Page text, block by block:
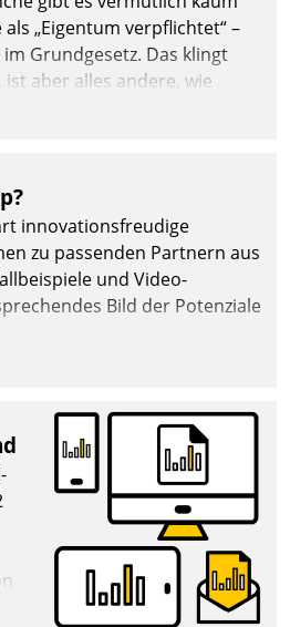
„Eigentum verpflichtet“ –
Grundgesetz. Das klingt
aber alles andere, wie
Denn mit der
innovationsfreudige
zu passenden Partnern aus
und Video-
Bild der Potenziale